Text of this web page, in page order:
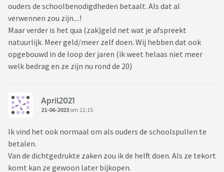
ouders de schoolbenodigdheden betaalt. Als dat al
verwennen zou zijn....!
Maar verder is het qua (zak)geld net wat je afspreekt
natuurlijk. Meer geld/meer zelf doen. Wij hebben dat ook
opgebouwd in de loop der jaren (ik weet helaas niet meer
welk bedrag en ze zijn nu rond de 20)
April2021
21-06-2023 om 22:15
Ik vind het ook normaal om als ouders de schoolspullen te
betalen.
Van de dichtgedrukte zaken zou ik de helft doen. Als ze tekort
komt kan ze gewoon later bijkopen.